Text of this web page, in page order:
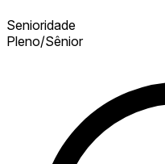
Senioridade
Pleno/Sênior